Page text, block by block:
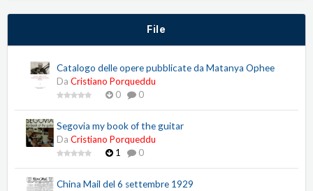
File
Catalogo delle opere pubblicate da Matanya Ophee
Da Cristiano Porqueddu
0
0
Segovia my book of the guitar
Da Cristiano Porqueddu
1
0
China Mail del 6 settembre 1929